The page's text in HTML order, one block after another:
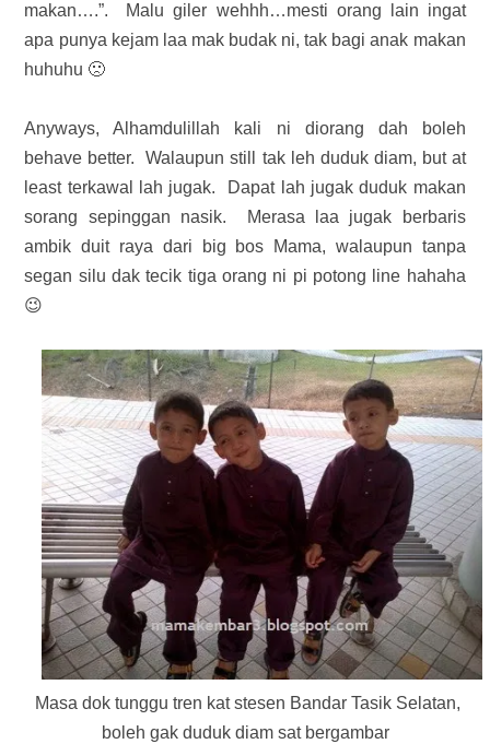
makan….”. Malu giler wehhh…mesti orang lain ingat
apa punya kejam laa mak budak ni, tak bagi anak makan
huhuhu 🙁
Anyways, Alhamdulillah kali ni diorang dah boleh
behave better. Walaupun still tak leh duduk diam, but at
least terkawal lah jugak. Dapat lah jugak duduk makan
sorang sepinggan nasik. Merasa laa jugak berbaris
ambik duit raya dari big bos Mama, walaupun tanpa
segan silu dak tecik tiga orang ni pi potong line hahaha
😉
Masa dok tunggu tren kat stesen Bandar Tasik Selatan,
boleh gak duduk diam sat bergambar